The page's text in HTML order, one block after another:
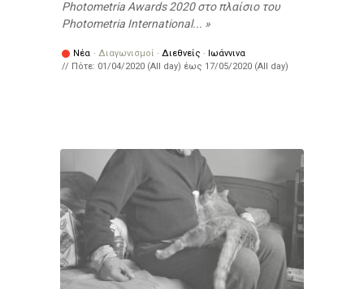
Photometria Awards 2020 στο πλαίσιο του
Photometria International...
Νέα · Διαγωνισμοί · Διεθνείς ·
Ιωάννινα
// Πότε: 01/04/2020 (All day) έως 17/05/2020 (All day)